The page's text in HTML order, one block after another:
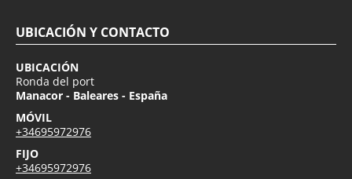
UBICACIÓN Y CONTACTO
UBICACIÓN
Ronda del port
Manacor - Baleares - España
MÓVIL
+34695972976
FIJO
+34695972976